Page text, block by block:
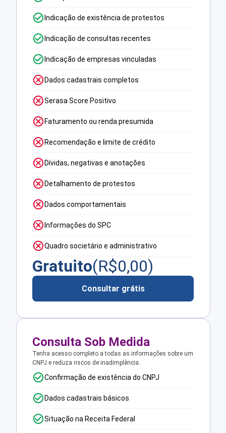
Indicação de existência de protestos
Indicação de consultas recentes
Indicação de empresas vinculadas
Dados cadastrais completos
Serasa Score Positivo
Faturamento ou renda presumida
Recomendação e limite de crédito
Dívidas, negativas e anotações
Detalhamento de protestos
Dados comportamentais
Informações do SPC
Quadro societário e administrativo
Gratuito(R$0,00)
Consultar grátis
Consulta Sob Medida
Tenha acesso completo a todas as informações sobre um
CNPJ e reduza riscos de inadimplência.
Confirmação de existência do CNPJ
Dados cadastrais básicos
Situação na Receita Federal